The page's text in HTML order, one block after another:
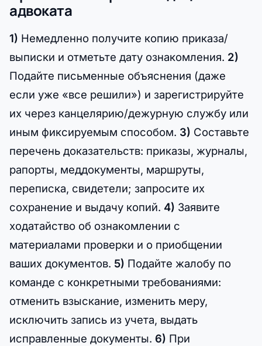
адвоката
1) Немедленно получите копию приказа/
выписки и отметьте дату ознакомления. 2)
Подайте письменные объяснения (даже
если уже «все решили») и зарегистрируйте
их через канцелярию/дежурную службу или
иным фиксируемым способом. 3) Составьте
перечень доказательств: приказы, журналы,
рапорты, меддокументы, маршруты,
переписка, свидетели; запросите их
сохранение и выдачу копий. 4) Заявите
ходатайство об ознакомлении с
материалами проверки и о приобщении
ваших документов. 5) Подайте жалобу по
команде с конкретными требованиями:
отменить взыскание, изменить меру,
исключить запись из учета, выдать
исправленные документы. 6) При